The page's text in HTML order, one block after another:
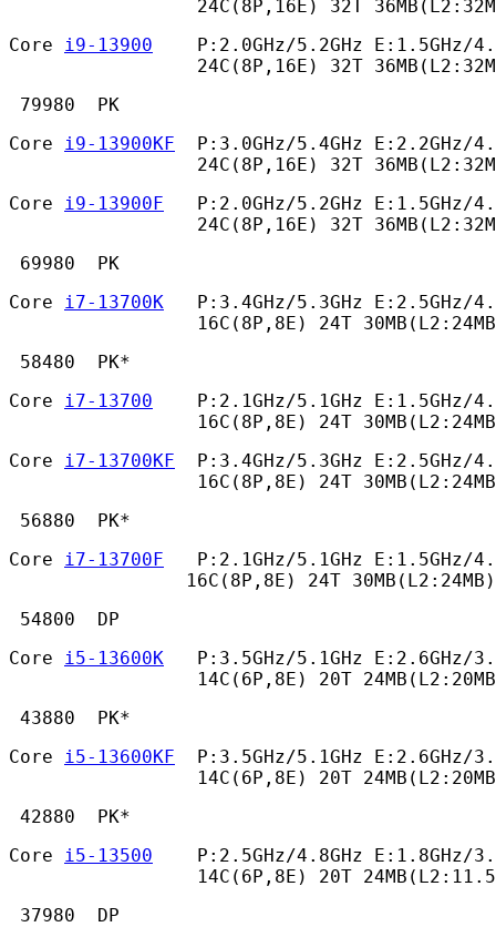
24C(8P,16E) 32T
Core i9-13900
P:2.0GHz/5.2GHz E:1.5GHz/
24C(8P,16E) 32T
79980  PK
Core i9-13900KF
P:3.0GHz/5.4GHz E:2.2GHz/
24C(8P,16E) 32T
Core i9-13900F
P:2.0GHz/5.2GHz E:1.5GHz/
24C(8P,16E) 32T
69980  PK
Core i7-13700K
P:3.4GHz/5.3GHz E:2.5GHz/
16C(8P,8E) 24T
58480  PK*
Core i7-13700
P:2.1GHz/5.1GHz E:1.5GHz/
16C(8P,8E) 24T
Core i7-13700KF
P:3.4GHz/5.3GHz E:2.5GHz/
16C(8P,8E) 24T
56880  PK*
Core i7-13700F
P:2.1GHz/5.1GHz E:1.5GHz/
16C(8P,8E) 24T
54800  DP
Core i5-13600K
P:3.5GHz/5.1GHz E:2.6GHz/
14C(6P,8E) 20T
43880  PK*
Core i5-13600KF
P:3.5GHz/5.1GHz E:2.6GHz/
14C(6P,8E) 20T
42880  PK*
Core i5-13500
P:2.5GHz/4.8GHz E:1.8GHz/
14C(6P,8E) 20T
37980  DP